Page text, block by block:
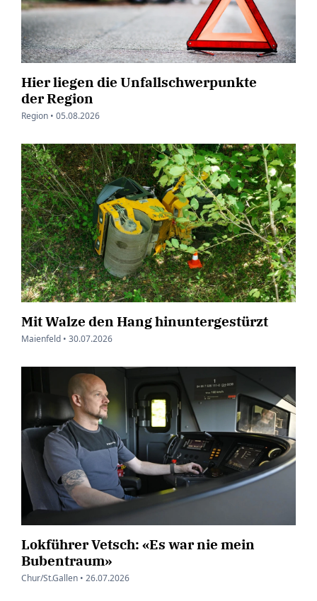
Hier liegen die Unfallschwerpunkte
der Region
Region • 05.08.2026
Mit Walze den Hang hinuntergestürzt
Maienfeld • 30.07.2026
Lokführer Vetsch: «Es war nie mein
Bubentraum»
Chur/St.Gallen • 26.07.2026